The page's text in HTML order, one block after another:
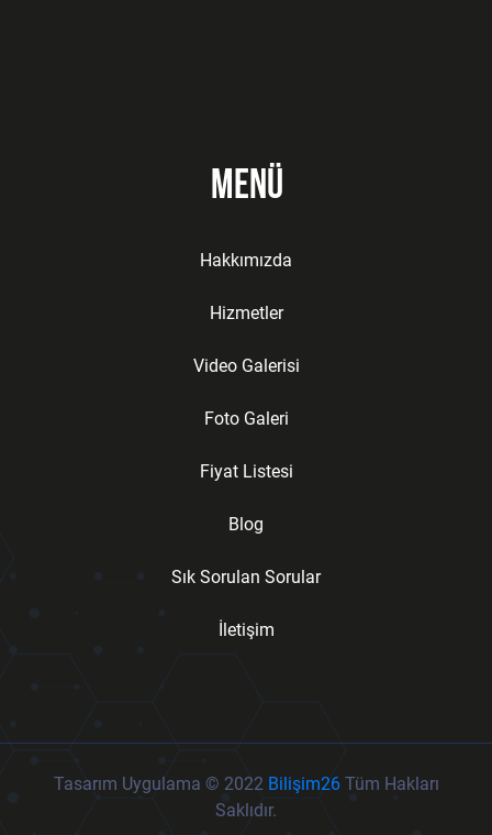
Menü
Hakkımızda
Hizmetler
Video Galerisi
Foto Galeri
Fiyat Listesi
Blog
Sık Sorulan Sorular
İletişim
Tasarım Uygulama © 2022 Bilişim26Tüm Hakları
Saklıdır.